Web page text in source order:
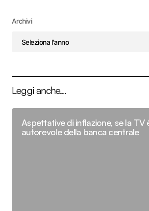
Archivi
Leggi anche...
Aspettative di inflazione, se la TV
autorevole della banca centrale